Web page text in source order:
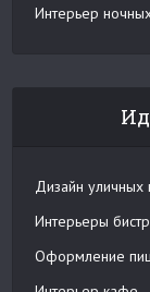
Интерьер
Дизайн уличных
Интерьеры
Оформление